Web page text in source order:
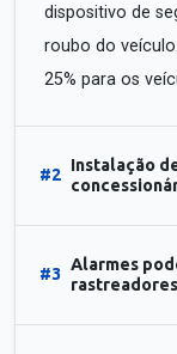
dispositivo de
roubo do
25% para os
#2
Instalação
#3
Alarmes